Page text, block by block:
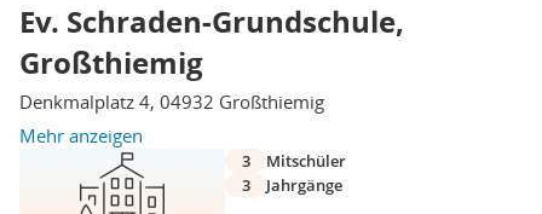
Ev. Schraden-Grundschule,
Großthiemig
Denkmalplatz 4, 04932 Großthiemig
Mehr anzeigen
3
Mitschüler
3
Jahrgänge